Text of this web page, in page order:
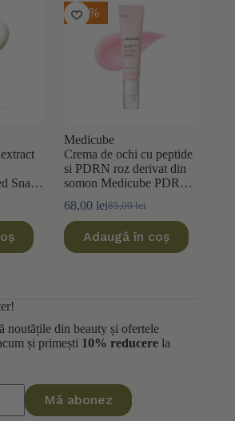
Snail
-20%
Medicube
Crema de ochi cu peptide
si PDRN roz derivat din
somon Medicube PDRN
30ml
85,00lei
Prețul
a
fost:
68,00 leiPrețul
este:
68,00 lei.
Adaugă în coș
noutățile din beauty și ofertele
și primești 10% reducere la
Mă abonez